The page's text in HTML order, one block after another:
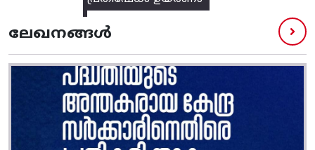
ലേഖനങ്ങൾ